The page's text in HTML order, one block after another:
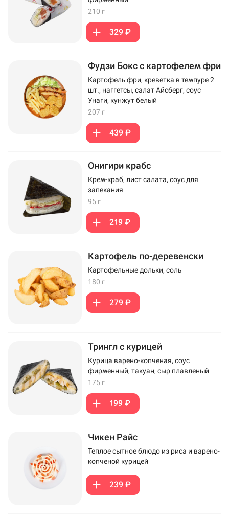
210 г
329 ₽
Фудзи Бокс с картофелем фри
Картофель фри, креветка в темпуре 2
шт., наггетсы, салат Айсберг, соус
Унаги, кунжут белый
207 г
439 ₽
Онигири крабс
Крем-краб, лист салата, соус для
запекания
95 г
219 ₽
Картофель по-деревенски
Картофельные дольки, соль
180 г
279 ₽
Трингл с курицей
Курица варено-копченая, соус
фирменный, такуан, сыр плавленый
175 г
199 ₽
Чикен Райс
Теплое сытное блюдо из риса и варено-
копченой курицей
239 ₽